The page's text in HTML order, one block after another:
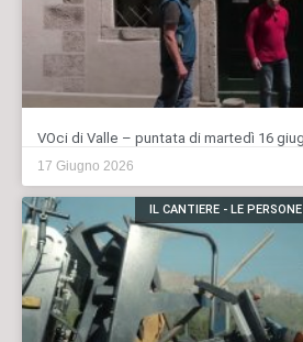
VOci di Valle – puntata di martedì 16
17 Giugno 2026
IL CANTIERE - LE